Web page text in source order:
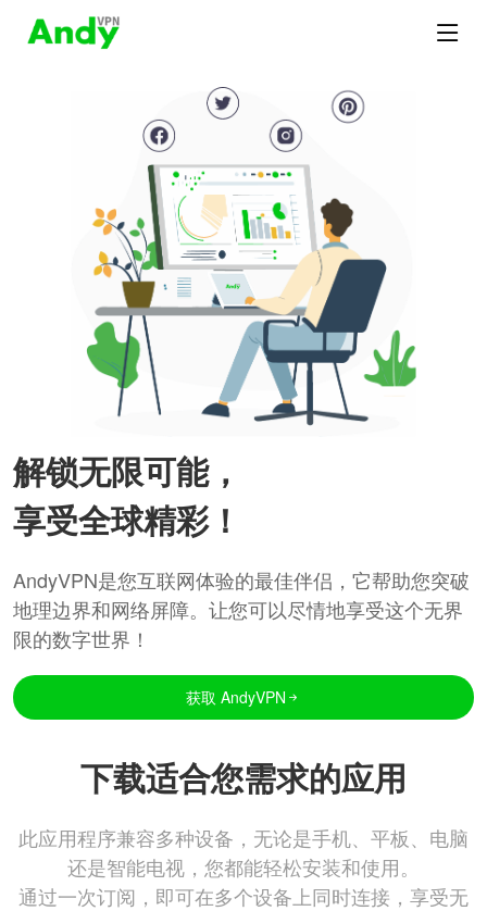
解锁无限可能，
享受全球精彩！
AndyVPN是您互联网体验的最佳伴侣，它帮助您突破
地理边界和网络屏障。让您可以尽情地享受这个无界
限的数字世界！
获取 AndyVPN
下载适合您需求的应用
此应用程序兼容多种设备，无论是手机、平板、电脑
还是智能电视，您都能轻松安装和使用。
通过一次订阅，即可在多个设备上同时连接，享受无